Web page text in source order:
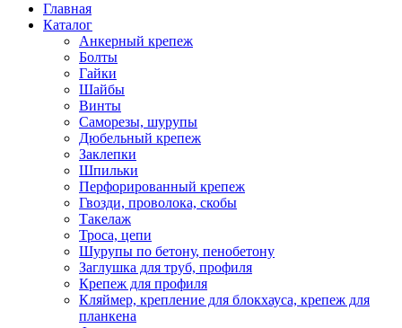
Главная
Каталог
Анкерный крепеж
Болты
Гайки
Шайбы
Винты
Саморезы, шурупы
Дюбельный крепеж
Заклепки
Шпильки
Перфорированный крепеж
Гвозди, проволока, скобы
Такелаж
Троса, цепи
Шурупы по бетону, пенобетону
Заглушка для труб, профиля
Крепеж для профиля
Кляймер, крепление для блокхауса, крепеж для
планкена